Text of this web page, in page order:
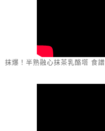
抹爆！半熟融心抹茶乳酪塔 食譜